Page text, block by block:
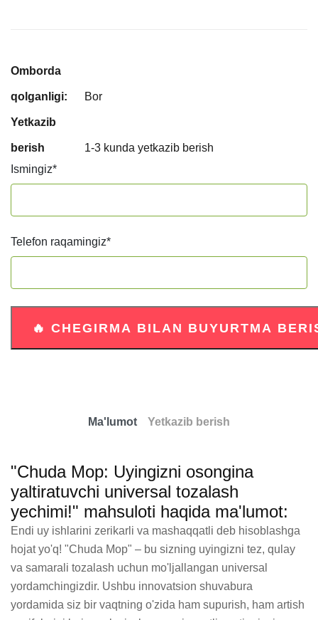
Omborda
qolganligi: Bor
Yetkazib
berish
1-3 kunda yetkazib berish
Ismingiz*
Telefon raqamingiz*
Ma'lumot Yetkazib berish
"Chuda Mop: Uyingizni osongina
yaltiratuvchi universal tozalash
yechimi!" mahsuloti haqida ma'lumot:
Endi uy ishlarini zerikarli va mashaqqatli deb hisoblashga
hojat yo'q! "Chuda Mop" – bu sizning uyingizni tez, qulay
va samarali tozalash uchun mo'ljallangan universal
yordamchingizdir. Ushbu innovatsion shuvabura
yordamida siz bir vaqtning o'zida ham supurish, ham artish